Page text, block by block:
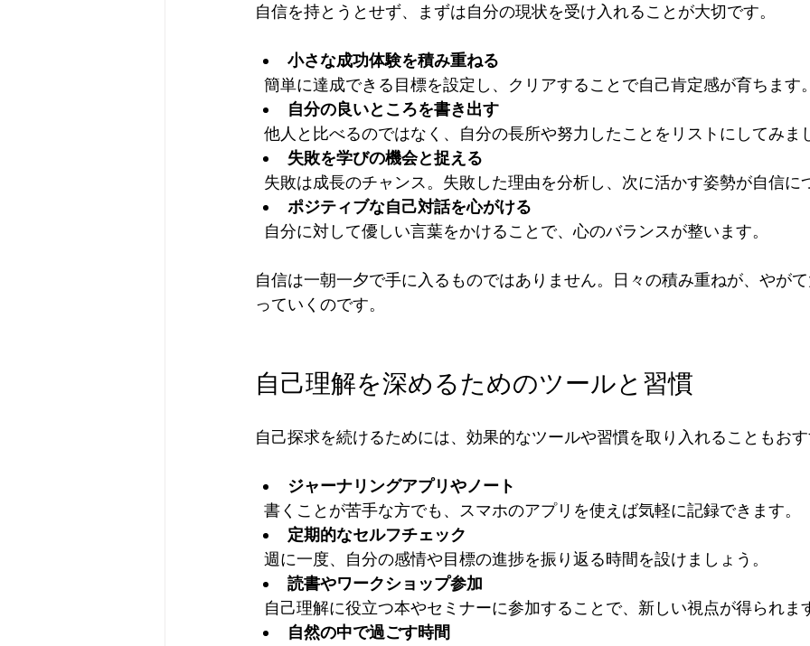
自信を持とうとせず、まずは自分の現状を受け入れることが大切です。
小さな成功体験を積み重ねる
簡単に達成できる目標を設定し、クリアすることで自己肯定感が育ちま
自分の良いところを書き出す
他人と比べるのではなく、自分の長所や努力したことをリストにしてみ
失敗を学びの機会と捉える
失敗は成長のチャンス。失敗した理由を分析し、次に活かす姿勢が自信
ポジティブな自己対話を心がける
  自分に対して優しい言葉をかけることで、心のバランスが整います。
自信は一朝一夕で手に入るものではありません。日々の積み重ねが、やが
っていくのです。
自己理解を深めるためのツールと習慣
自己探求を続けるためには、効果的なツールや習慣を取り入れることもお
ジャーナリングアプリやノート
  書くことが苦手な方でも、スマホのアプリを使えば気軽に記録できます。
定期的なセルフチェック
  週に一度、自分の感情や目標の進捗を振り返る時間を設けましょう。
読書やワークショップ参加
自己理解に役立つ本やセミナーに参加することで、新しい視点が得られ
自然の中で過ごす時間